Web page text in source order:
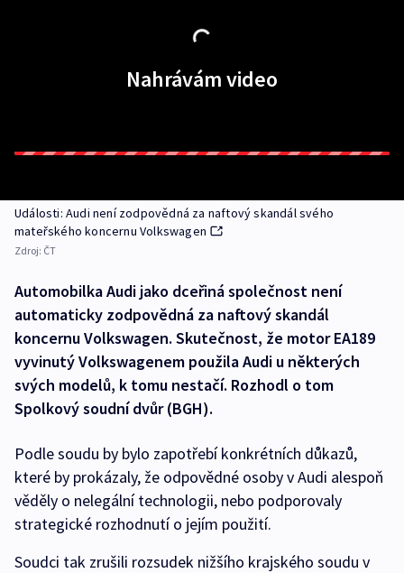
Nahrávám video
Události: Audi není zodpovědná za naftový skandál svého
mateřského koncernu Volkswagen
Zdroj: ČT
Automobilka Audi jako dceřiná společnost není
automaticky zodpovědná za naftový skandál
koncernu Volkswagen. Skutečnost, že motor EA189
vyvinutý Volkswagenem použila Audi u některých
svých modelů, k tomu nestačí. Rozhodl o tom
Spolkový soudní dvůr (BGH).
Podle soudu by bylo zapotřebí konkrétních důkazů,
které by prokázaly, že odpovědné osoby v Audi alespoň
věděly o nelegální technologii, nebo podporovaly
strategické rozhodnutí o jejím použití.
Soudci tak zrušili rozsudek nižšího krajského soudu v